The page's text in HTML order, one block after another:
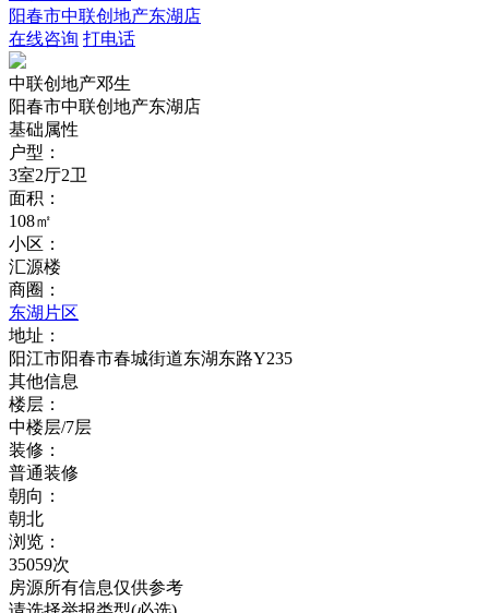
阳春市中联创地产东湖店
在线咨询 打电话
中联创地产邓生
阳春市中联创地产东湖店
基础属性
户型：
3室2厅2卫
面积：
108㎡
小区：
汇源楼
商圈：
东湖片区
地址：
阳江市阳春市春城街道东湖东路Y235
其他信息
楼层：
中楼层/7层
装修：
普通装修
朝向：
朝北
浏览：
35059次
房源所有信息仅供参考